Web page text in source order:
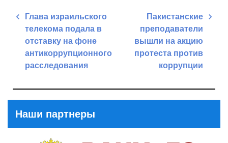
Навигация
записям
Глава израильского
телекома подала в
отставку на фоне
антикоррупционного
расследования
Пакистанские
преподаватели
вышли на акцию
протеста против
коррупции
Наши партнеры